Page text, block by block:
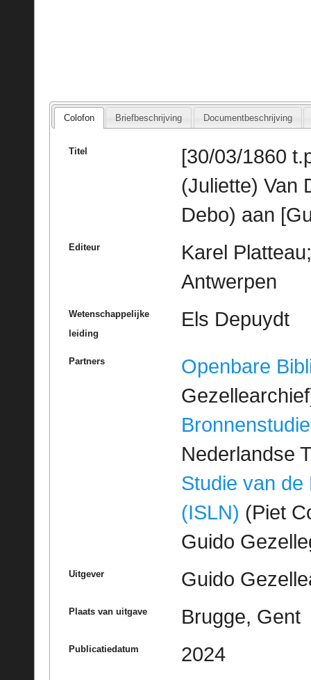
Colofon Briefbeschrijving Documentbeschrijving
Titel
[30/03/1860
(Juliette) Van
Debo) aan
Editeur
Karel
Antwerpen
Wetenschappelijke
leiding
Els Depuydt
Partners
Openbare
Bronnenstudie
Nederlandse
Studie van de
(ISLN) (Piet
Guido
Uitgever Guido
Plaats van uitgave Brugge, Gent
Publicatiedatum 2024